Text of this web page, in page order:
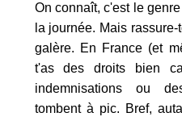
On connaît, c'est le
la journée. Mais
galère. En France (et
t'as des droits bien
indemnisations ou
tombent à pic. Bref,